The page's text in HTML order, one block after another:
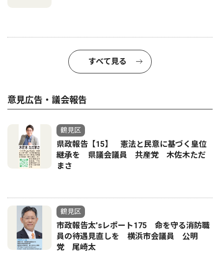
すべて見る
意見広告・議会報告
鶴見区
県政報告【15】 憲法と民意に基づく皇位
継承を 県議会議員 共産党 木佐木ただ
まさ
鶴見区
市政報告太'sレポート175 命を守る消防職
員の待遇見直しを 横浜市会議員 公明
党 尾崎太